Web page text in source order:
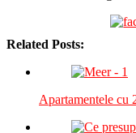
Related Posts:
Apartamentele cu